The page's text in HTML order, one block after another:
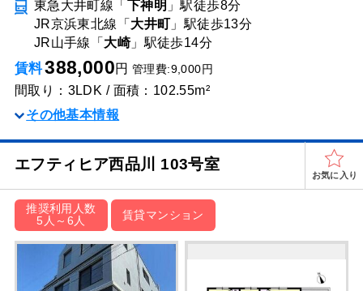
東急大井町線「 下神明 」駅徒歩8分
JR京浜東北線「 大井町 」駅徒歩13分
JR山手線「 大崎」駅徒歩14分
賃料388,000円 管理費:9,000円
間取り：3LDK / 面積：102.55m²
その他基本情報
エフティヒア西品川 103号室
お気に入り
推奨利用人数
5人～6人
賃貸マンション